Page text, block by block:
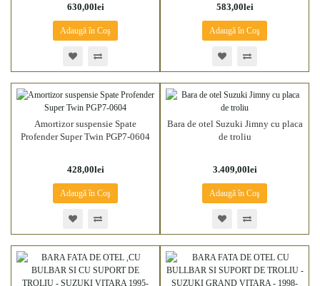
630,00lei
Adaugă în Coş
583,00lei
Adaugă în Coş
Amortizor suspensie Spate
Profender Super Twin PGP7-0604
428,00lei
Adaugă în Coş
Bara de otel Suzuki Jimny cu placa
de troliu
3.409,00lei
Adaugă în Coş